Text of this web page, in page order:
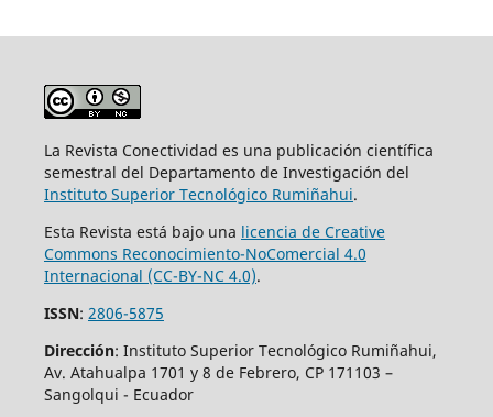
La Revista Conectividad es una publicación científica
semestral del Departamento de Investigación del
Instituto Superior Tecnológico Rumiñahui.
Esta Revista está bajo una licencia de Creative
Commons Reconocimiento-NoComercial 4.0
Internacional (CC-BY-NC 4.0).
ISSN: 2806-5875
Dirección: Instituto Superior Tecnológico Rumiñahui,
Av. Atahualpa 1701 y 8 de Febrero, CP 171103 –
Sangolqui - Ecuador